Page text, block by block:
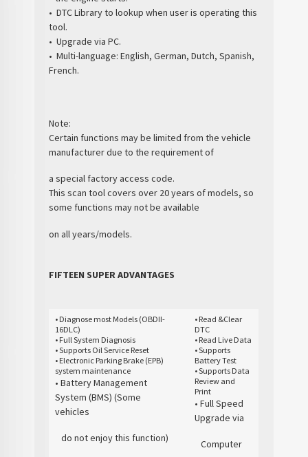
• DTC Library to lookup when user is operating this
tool.
• Upgrade via PC.
• Multi-language: English, German, Dutch, Spanish,
French.
Note:
Certain functions may be limited from the vehicle
manufacturer due to the requirement of
a special factory access code.
This scan tool covers over 20 years of models, so
some functions may not be available
on all years/models.
FIFTEEN SUPER ADVANTAGES
• Diagnose most Models (OBDII-
16DLC)
• Full System Diagnosis
• Supports Oil Service Reset
• Electronic Parking Brake (EPB)
system maintenance
• Battery Management
System (BMS) (Some
vehicles
do not enjoy this function)
• Read &Clear
DTC
• Read Live Data
• Supports
Battery Test
• Supports Data
Review and
Print
• Full Speed
Upgrade via
Computer